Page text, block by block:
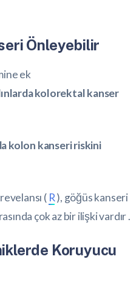
Önleyebilir
ek
kolorektal kanser
kolon kanseri riskini
( R), göğüs kanseri
çok az bir ilişki vardır .
Koruyucu